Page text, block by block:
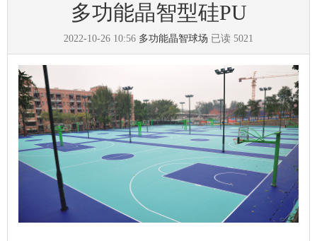
多功能晶智型硅PU
2022-10-26 10:56 多功能晶智球场 已读 5021